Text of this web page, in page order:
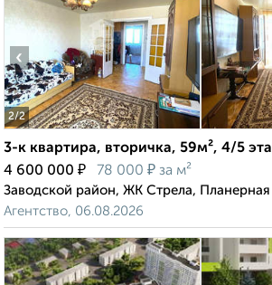
2/2
‹
3-к квартира, вторичка, 59м², 4/5
4 600 000 ₽ 78 000 ₽ за м²
Заводской район, ЖК Стрела, Планерная
Агентство, 06.08.2026